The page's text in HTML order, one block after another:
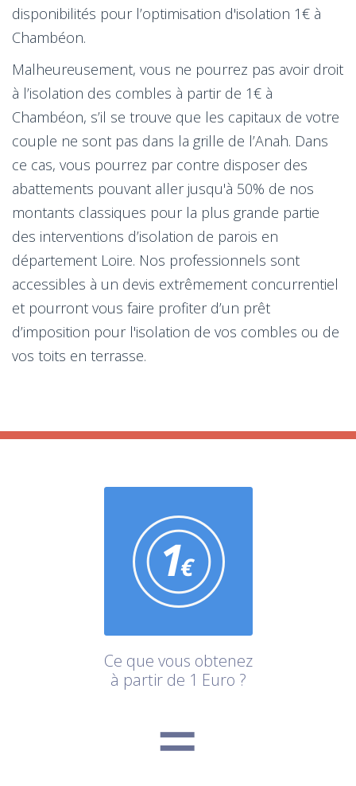
disponibilités pour l’optimisation d'isolation 1€ à
Chambéon.
Malheureusement, vous ne pourrez pas avoir droit
à l’isolation des combles à partir de 1€ à
Chambéon, s’il se trouve que les capitaux de votre
couple ne sont pas dans la grille de l’Anah. Dans
ce cas, vous pourrez par contre disposer des
abattements pouvant aller jusqu'à 50% de nos
montants classiques pour la plus grande partie
des interventions d’isolation de parois en
département Loire. Nos professionnels sont
accessibles à un devis extrêmement concurrentiel
et pourront vous faire profiter d’un prêt
d’imposition pour l'isolation de vos combles ou de
vos toits en terrasse.
Ce que vous obtenez
à partir de 1 Euro ?